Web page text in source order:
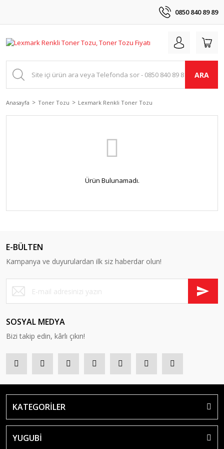
0850 840 89 89
ARA
Anasayfa Toner Tozu Lexmark Renkli Toner Tozu
Ürün Bulunamadı.
E-BÜLTEN
Kampanya ve duyurulardan ilk siz haberdar olun!
SOSYAL MEDYA
Bizi takip edin, kârlı çıkın!
KATEGORİLER
YUGUBİ